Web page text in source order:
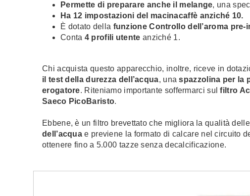
Permette di preparare anche il melange, una
Ha 12 impostazioni del macinacaffè anziché 10.
È dotato della funzione Controllo dell’aroma pre-
Conta 4 profili utente anziché 1.
Chi acquista questo apparecchio, inoltre, riceve in
il test della durezza dell’acqua, unaspazzolina per la
erogatore. Riteniamo importante soffermarci sulfiltro
Saeco PicoBaristo.
Ebbene, è un filtro brevettato che migliora la qualità
dell’acqua e previene la formato di calcare nel circuito
ottenere fino a 5.000 tazze senza decalcificazione.